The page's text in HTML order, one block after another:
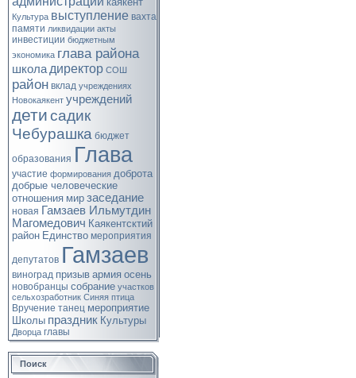
Культура выступление вахта
памяти ликвидации акты
инвестиции бюджетным
экономика глава района
школа директор СОШ
район вклад учреждениях
Новокаякент учреждений
детисадик
Чебурашка бюджет
образования Глава
участие формирования доброта
добрые человеческие
отношения мир заседание
новая Гамзаев Ильмутдин
Магомедович Каякентсктий
район Единство мероприятия
депутатов Гамзаев
виноград призыв армия осень
новобранцы собрание участков
сельхозработник Синяя птица
Вручение танец мероприятие
Школы праздник Культуры
Дворца главы
Поиск